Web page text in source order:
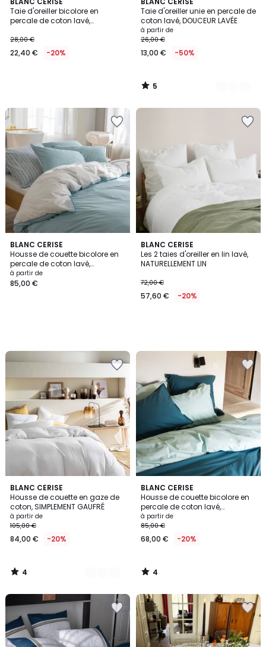
Taie d'oreiller bicolore en
percale de coton lavé,
28,00 €
22,40 € -20%
Taie d'oreiller unie en percale de
coton lavé, DOUCEUR LAVÉE
à partir de
26,00 €
13,00 € -50%
/
5
7
Couleurs
5
/
BLANC CERISE
Housse de couette bicolore en
percale de coton lavé,
DOUCEUR LAVÉE
à partir de
85,00 €
BLANC CERISE
Les 2 taies d'oreiller en lin lavé,
NATURELLEMENT LIN
72,00 €
57,60 € -20%
BLANC CERISE
Housse de couette en gaze de
coton, SIMPLEMENT GAUFRÉ
à partir de
105,00 €
84,00 € -20%
4
/
5
11
Couleurs
4
/
BLANC CERISE
Housse de couette bicolore en
percale de coton lavé,
DOUCEUR LAVÉE
à partir de
85,00 €
68,00 € -20%
4
/
5
4
/